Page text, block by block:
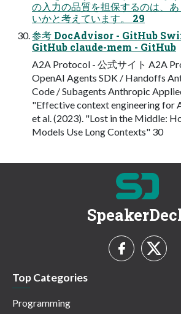
の入力の品質を担保するのは、
いかと考えています。 29
参考 DocAdvisor - GitHub
GitHub claude-mem - GitHub
A2A Protocol - 公式サイト A2A
OpenAI Agents SDK / Handoffs
Code / Subagents Anthropic
"Effective context engineering for
et al. (2023). "Lost in the Middle:
Models Use Long Contexts" 30
Top Categories
Programming